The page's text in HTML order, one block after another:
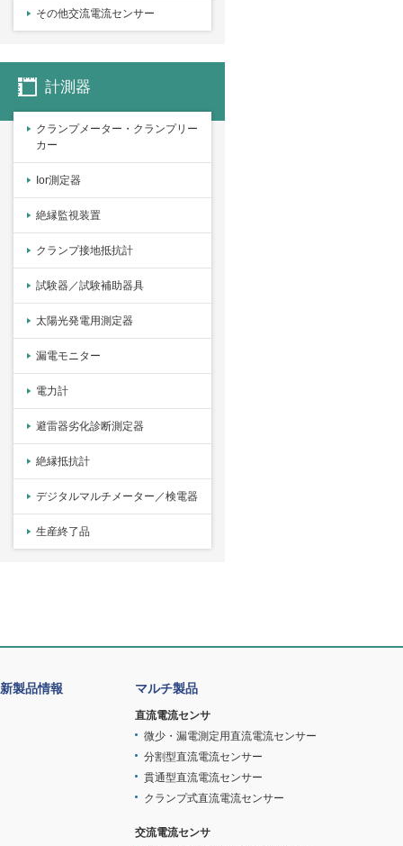
その他交流電流センサー
計測器
クランプメーター・クランプリー
カー
Ior測定器
絶縁監視装置
クランプ接地抵抗計
試験器／試験補助器具
太陽光発電用測定器
漏電モニター
電力計
避雷器劣化診断測定器
絶縁抵抗計
デジタルマルチメーター／検電器
生産終了品
新製品情報 マルチ製品
直流電流センサ
微少・漏電測定用直流電流センサー
分割型直流電流センサー
貫通型直流電流センサー
クランプ式直流電流センサー
交流電流センサ